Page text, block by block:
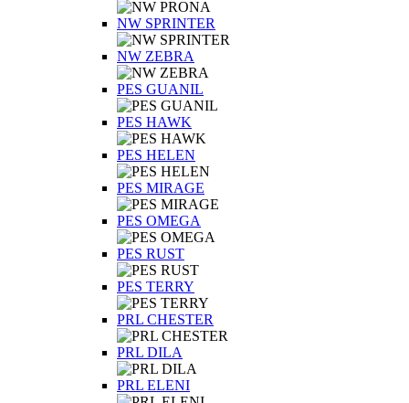
NW SPRINTER
NW ZEBRA
PES GUANIL
PES HAWK
PES HELEN
PES MIRAGE
PES OMEGA
PES RUST
PES TERRY
PRL CHESTER
PRL DILA
PRL ELENI